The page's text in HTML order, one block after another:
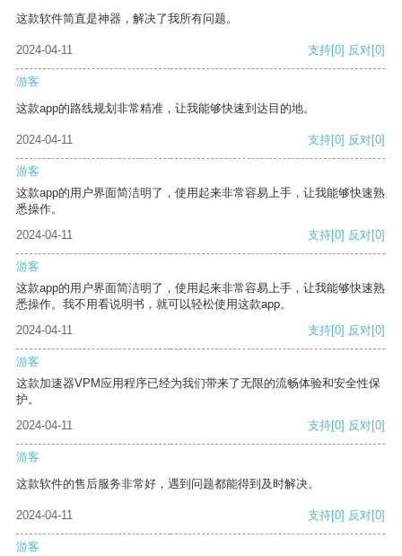
这款软件简直是神器，解决了我所有问题。
2024-04-11 支持[0] 反对[0]
游客
这款app的路线规划非常精准，让我能够快速到达目的地。
2024-04-11 支持[0] 反对[0]
游客
这款app的用户界面简洁明了，使用起来非常容易上手，让我能够快速熟
悉操作。
2024-04-11
支持[0] 反对[0]
游客
这款app的用户界面简洁明了，使用起来非常容易上手，让我能够快速熟
悉操作。我不用看说明书，就可以轻松使用这款app。
2024-04-11
支持[0] 反对[0]
游客
这款加速器VPM应用程序已经为我们带来了无限的流畅体验和安全性保
护。
2024-04-11
支持[0] 反对[0]
游客
这款软件的售后服务非常好，遇到问题都能得到及时解决。
2024-04-11 支持[0] 反对[0]
游客